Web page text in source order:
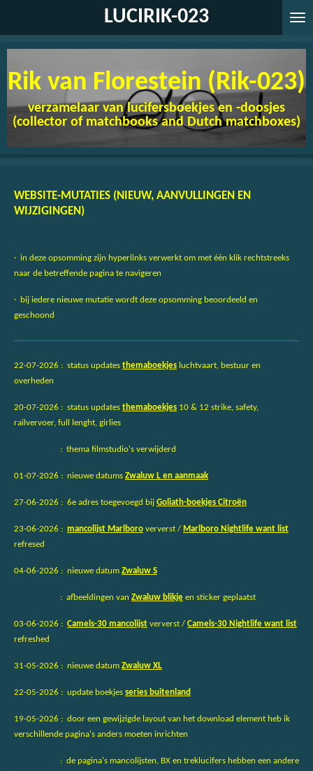
direct
de
hoofdinhoud
LUCIRIK-023
Rik van Florestein (Rik-023)
verzamelaar van lucifersboekjes en -doosjes
(collector of matchbooks and Dutch matchboxes)
WEBSITE-MUTATIES (NIEUW, AANVULLINGEN EN
WIJZIGINGEN)
· in deze opsomming zijn hyperlinks verwerkt om met één klik rechtstreeks
naar de betreffende pagina te navigeren
· bij iedere nieuwe mutatie wordt deze opsomming beoordeeld en
geschoond
22-07-2026 : status updates themaboekjes luchtvaart, bestuur en
overheden
20-07-2026 : status updates themaboekjes 10 & 12 strike, safety,
railvervoer, full lenght, girlies
: thema filmstudio's verwijderd
01-07-2026 : nieuwe datums Zwaluw L en aanmaak
27-06-2026 : 6e adres toegevoegd bij Goliath-boekjes Citroën
23-06-2026 : mancolijst Marlboro ververst / Marlboro Nightlife want list
refresed
04-06-2026 : nieuwe datum Zwaluw S
: afbeeldingen van Zwaluw blikje en sticker geplaatst
03-06-2026 : Camels-30 mancolijst ververst / Camels-30 Nightlife want list
refreshed
31-05-2026 : nieuwe datum Zwaluw XL
22-05-2026 : update boekjes series buitenland
19-05-2026 : door een gewijzigde layout van het download element heb ik
verschillende pagina's anders moeten inrichten
: de pagina's mancolijsten, BX en treklucifers hebben een andere